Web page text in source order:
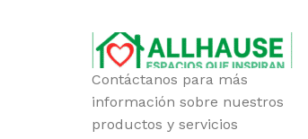
Contáctanos para más
información sobre nuestros
productos y servicios